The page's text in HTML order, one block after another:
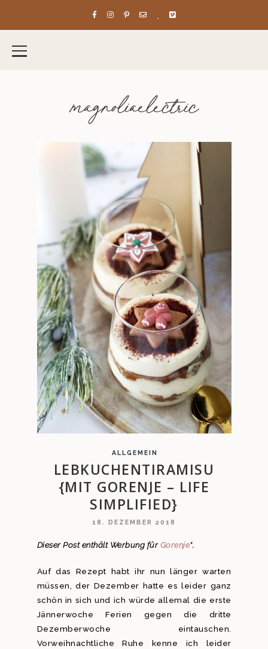
magnoliaelectric
ALLGEMEIN
LEBKUCHENTIRAMISU
{MIT GORENJE – LIFE
SIMPLIFIED}
18. DEZEMBER 2018
Dieser Post enthält Werbung fürGorenje*.
Auf das Rezept habt ihr nun länger warten
müssen, der Dezember hatte es leider ganz
schön in sich und ich würde allemal die erste
Jännerwoche Ferien gegen die dritte
Dezemberwoche eintauschen.
Vorweihnachtliche Ruhe kenne ich leider